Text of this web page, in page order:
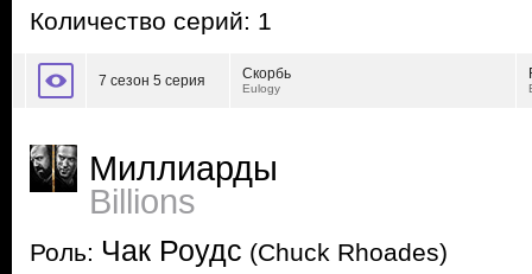
Количество серий: 1
7 сезон 5 серия Скорбь
Eulogy
Миллиарды
Billions
Роль: Чак Роудс (Chuck Rhoades)